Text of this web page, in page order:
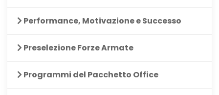
Performance, Motivazione e Successo
Preselezione Forze Armate
Programmi del Pacchetto Office